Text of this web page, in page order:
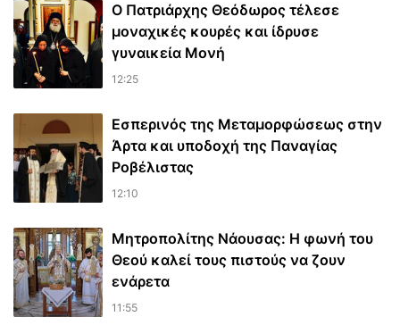
Ο Πατριάρχης Θεόδωρος τέλεσε
μοναχικές κουρές και ίδρυσε
γυναικεία Μονή
12:25
Εσπερινός της Μεταμορφώσεως στην
Άρτα και υποδοχή της Παναγίας
Ροβέλιστας
12:10
Μητροπολίτης Νάουσας: Η φωνή του
Θεού καλεί τους πιστούς να ζουν
ενάρετα
11:55